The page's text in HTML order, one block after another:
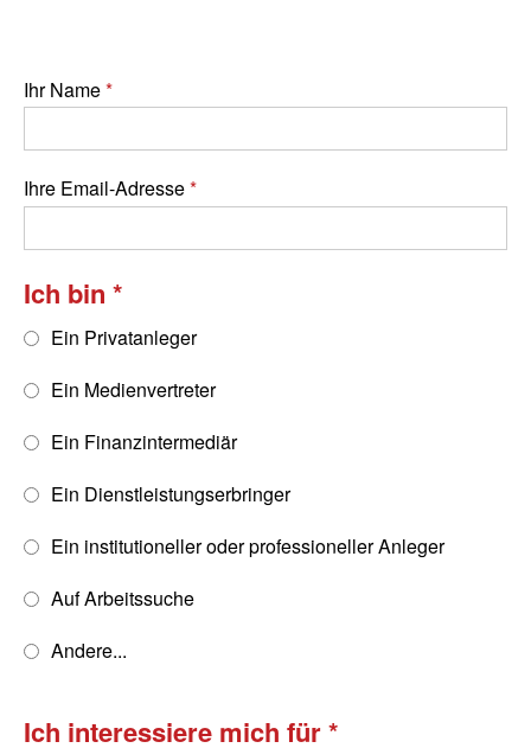
Ihr Name
Ihre Email-Adresse
Ich bin
Ein Privatanleger
Ein Medienvertreter
Ein Finanzintermediär
Ein Dienstleistungserbringer
Ein institutioneller oder professioneller Anleger
Auf Arbeitssuche
Andere...
Ich interessiere mich für